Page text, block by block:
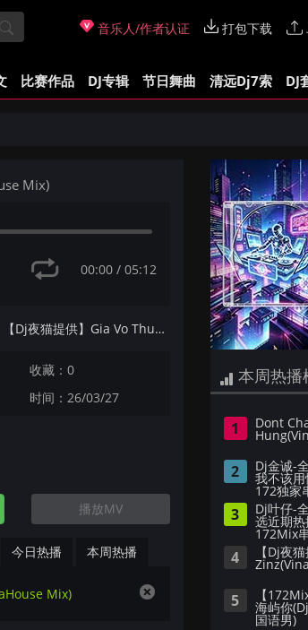
音乐人/作者认证 打包下载
比赛作品 DJ专辑 节日舞曲 清远Dj7索 DJ
Mix)
00:00 / 05:12
下一首：【Dj夜猫提供】Gia Vo Thuong Anh Co Duoc Khong - Cukiu(Bchild VinaHouse Mix)
收藏：0
时间：26/03/27
播放MV
今日热播 本周热播
Mix)
Previous
本周热播
1 Dont
2 Dj金诚-
我不该
172独家
3 Dj叶仔-
选近期
172Mix
4 【Dj夜
5 【
海屿你
国语男)